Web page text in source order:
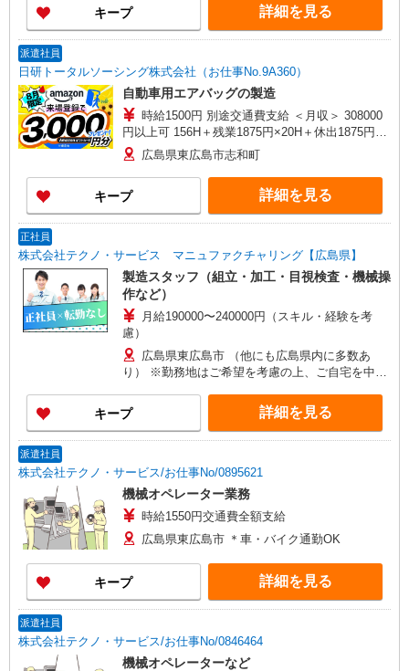
キープ 詳細を見る
派遣社員
日研トータルソーシング株式会社（お仕事No.9A360）
自動車用エアバッグの製造
時給1500円 別途交通費支給 ＜月収＞ 308000
円以上可 156H＋残業1875円×20H＋休出1875円
×7.83H＋深夜375円×60H
広島県東広島市志和町
キープ 詳細を見る
正社員
株式会社テクノ・サービス マニュファクチャリング【広島県】
製造スタッフ（組立・加工・目視検査・機械操
作など）
月給190000〜240000円（スキル・経験を考
慮）
広島県東広島市 （他にも広島県内に多数あ
り） ※勤務地はご希望を考慮の上、ご自宅を中心
なし）
キープ 詳細を見る
派遣社員
株式会社テクノ・サービス/お仕事No/0895621
機械オペレーター業務
時給1550円交通費全額支給
広島県東広島市 ＊車・バイク通勤OK
キープ 詳細を見る
派遣社員
株式会社テクノ・サービス/お仕事No/0846464
機械オペレーターなど